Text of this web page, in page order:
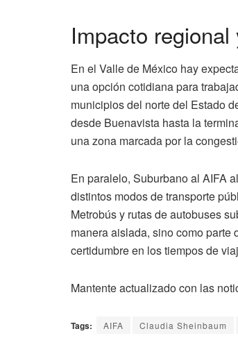
Impacto
En el Valle de México hay
una opción cotidiana para
municipios del norte del Estado
desde Buenavista hasta la
una zona marcada por la
En paralelo, Suburbano al AIFA
distintos modos de transporte
Metrobús y rutas de autobuses
manera aislada, sino como parte
certidumbre en los tiempos de
Mantente actualizado con las
Tags: AIFA Claudia Sheinbaum